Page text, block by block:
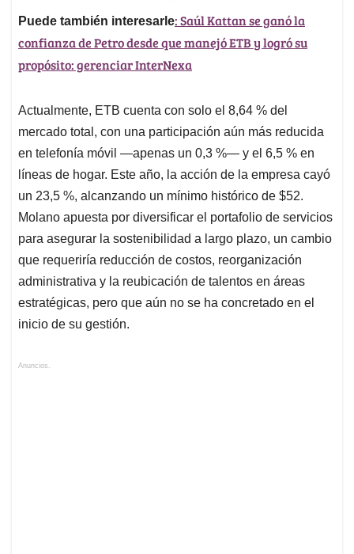
Puede también interesarle: Saúl Kattan se ganó la
confianza de Petro desde que manejó ETB y logró su
propósito: gerenciar InterNexa
Actualmente, ETB cuenta con solo el 8,64 % del
mercado total, con una participación aún más reducida
en telefonía móvil —apenas un 0,3 %— y el 6,5 % en
líneas de hogar. Este año, la acción de la empresa cayó
un 23,5 %, alcanzando un mínimo histórico de $52.
Molano apuesta por diversificar el portafolio de servicios
para asegurar la sostenibilidad a largo plazo, un cambio
que requeriría reducción de costos, reorganización
administrativa y la reubicación de talentos en áreas
estratégicas, pero que aún no se ha concretado en el
inicio de su gestión.
Anuncios.